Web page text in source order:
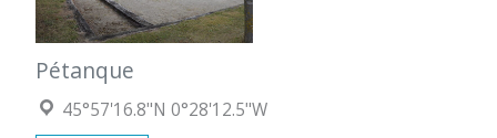
Pétanque
Localisation :
45°57'16.8"N 0°28'12.5"W